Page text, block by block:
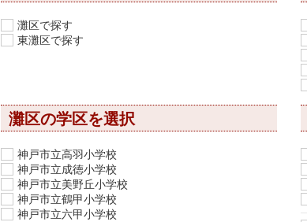
灘区で探す
東灘区で探す
灘区の学区を選択
神戸市立高羽小学校
神戸市立成徳小学校
神戸市立美野丘小学校
神戸市立鶴甲小学校
神戸市立六甲小学校